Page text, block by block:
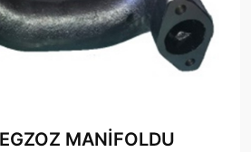
MANİFOLDU